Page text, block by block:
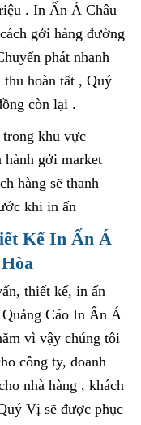
. In Ấn Á Châu
gởi hàng đường
phát nhanh
hoàn tất , Quý
còn lại .
khu vực
gởi market
hàng sẽ thanh
khi in ấn
Kế In Ấn Á
thiết kế, in ấn
Cáo In Ấn Á
vì vậy chúng tôi
công ty, doanh
nhà hàng , khách
Vị sẽ được phục